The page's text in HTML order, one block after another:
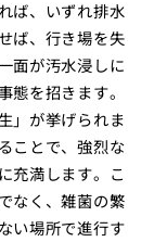
ば、いずれ排水
ば、行き場を失
面が汚水浸しに
を招きます。
」が挙げられま
ことで、強烈な
充満します。こ
なく、雑菌の繁
い場所で進行す